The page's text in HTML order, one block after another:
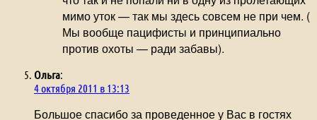
мимо уток — так мы здесь совсем не при чем. (
Мы вообще пацифисты и принципиально
против охоты — ради забавы).
Ольга:
4 октября 2011 в 13:13
Большое спасибо за проведенное у Вас в гостях